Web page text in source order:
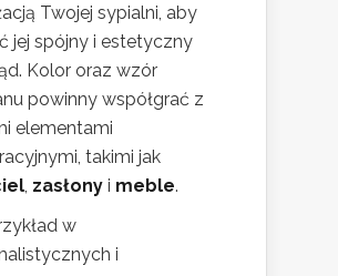
Twojej sypialni, aby
jej spójny i estetyczny
Kolor oraz wzór
powinny współgrać z
elementami
takimi jak
, zasłony i meble.
w
i